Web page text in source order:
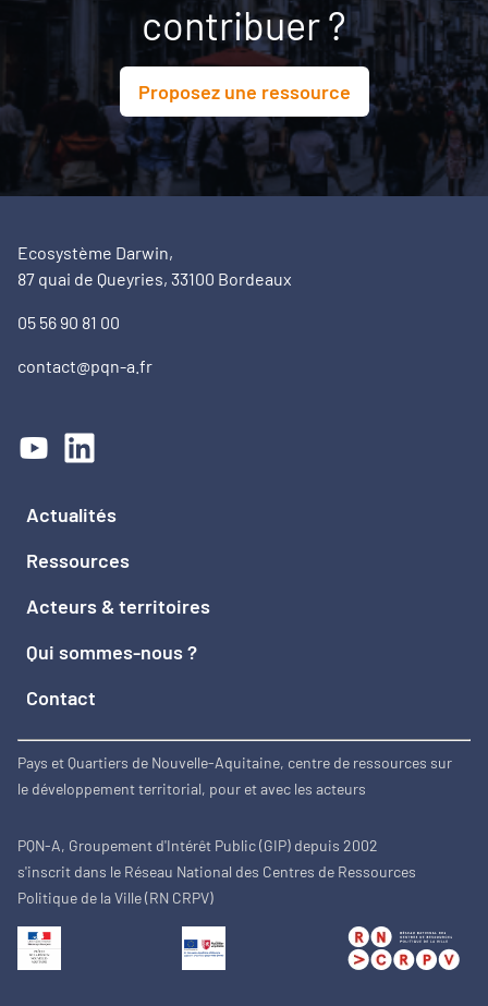
contribuer ?
Proposez une ressource
Ecosystème Darwin,
87 quai de Queyries, 33100 Bordeaux
05 56 90 81 00
contact@pqn-a.fr
Actualités
Ressources
Acteurs & territoires
Qui sommes-nous ?
Contact
Pays et Quartiers de Nouvelle-Aquitaine, centre de ressources sur
le développement territorial, pour et avec les acteurs
PQN-A, Groupement d'Intérêt Public (GIP) depuis 2002
s'inscrit dans le Réseau National des Centres de Ressources
Politique de la Ville (RN CRPV)